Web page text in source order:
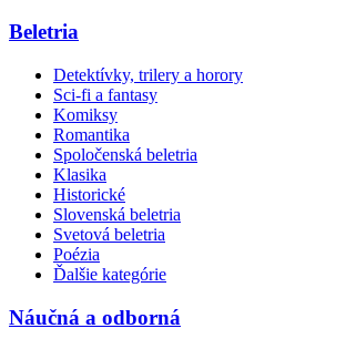
Beletria
Detektívky, trilery a horory
Sci-fi a fantasy
Komiksy
Romantika
Spoločenská beletria
Klasika
Historické
Slovenská beletria
Svetová beletria
Poézia
Ďalšie kategórie
Náučná a odborná